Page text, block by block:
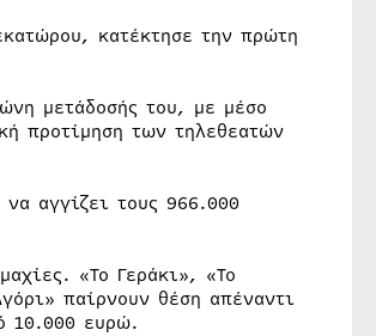
κατέκτησε την πρώτη
μετάδοσής του, με μέσο
προτίμηση των τηλεθεατών
αγγίζει τους 966.000
«Το Γεράκι», «Το
παίρνουν θέση απέναντι
10.000 ευρώ.